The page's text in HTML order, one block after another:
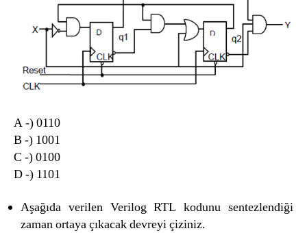
A -) 0110
B -) 1001
C -) 0100
D -) 1101
Aşağıda verilen Verilog RTL kodunu sentezlendiği
zaman ortaya çıkacak devreyi çiziniz.